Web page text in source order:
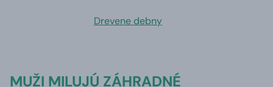
Drevene debny
MUŽI MILUJÚ ZÁHRADNÉ